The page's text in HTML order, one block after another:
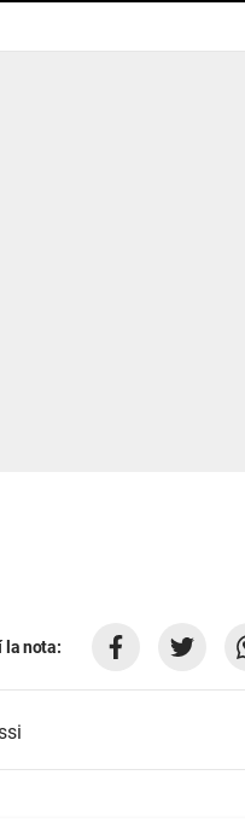
la nota: